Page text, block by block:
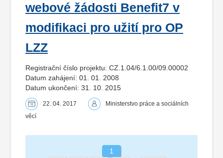
webové žádosti Benefit7 v
modifikaci pro užití pro OP
LZZ
Registrační číslo projektu: CZ.1.04/6.1.00/09.00002
Datum zahájení: 01. 01. 2008
Datum ukončení: 31. 10. 2015
22. 04. 2017
Ministerstvo práce a sociálních
věcí
1